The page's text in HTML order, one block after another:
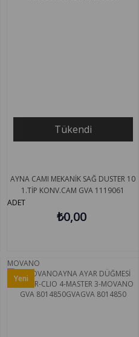
Tükendi
AYNA CAMI MEKANİK SAĞ DUSTER 10
1.TİP KONV.CAM GVA 1119061
ADET
₺0,00
MOVANO
Yeni
Ürün